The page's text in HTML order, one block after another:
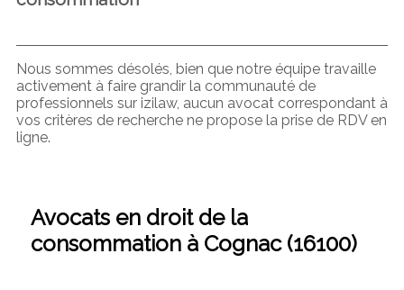
Nous sommes désolés, bien que notre équipe travaille
activement à faire grandir la communauté de
professionnels sur izilaw, aucun avocat correspondant à
vos critères de recherche ne propose la prise de RDV en
ligne.
Avocats en droit de la
consommation à Cognac (16100)